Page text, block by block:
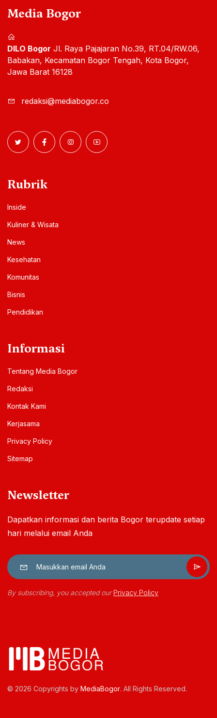
Media Bogor
DILO Bogor Jl. Raya Pajajaran No.39, RT.04/RW.06,
Babakan, Kecamatan Bogor Tengah, Kota Bogor,
Jawa Barat 16128
redaksi@mediabogor.co
Rubrik
Inside
Kuliner & Wisata
News
Kesehatan
Komunitas
Bisnis
Pendidikan
Informasi
Tentang Media Bogor
Redaksi
Kontak Kami
Kerjasama
Privacy Policy
Sitemap
Newsletter
Dapatkan informasi dan berita Bogor terupdate setiap
hari melalui email Anda
By subscribing, you accepted ourPrivacy Policy
© 2026 Copyrights by MediaBogor. All Rights Reserved.